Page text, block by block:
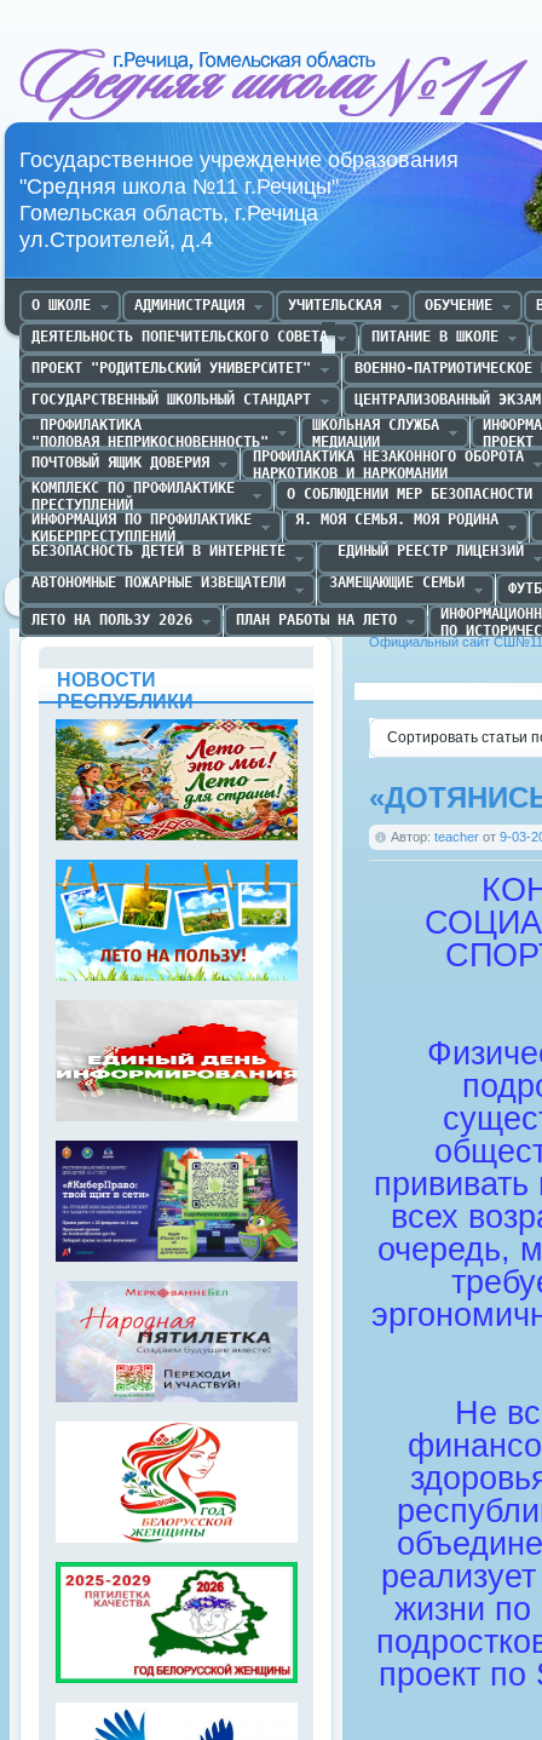
Средняя школа №11 г.Речица
Государственное учреждение образования
"Средняя школа №11 г.Речицы"
Гомельская область, г.Речица
ул.Строителей, д.4
О ШКОЛЕ АДМИНИСТРАЦИЯ УЧИТЕЛЬСКАЯ ОБУЧЕНИЕ
ДЕЯТЕЛЬНОСТЬ ПОПЕЧИТЕЛЬСКОГО СОВЕТА
ПИТАНИЕ В ШКОЛЕ
ПРОЕКТ "РОДИТЕЛЬСКИЙ УНИВЕРСИТЕТ"
ВОЕННО-ПАТРИОТИЧЕСКОЕ
ГОСУДАРСТВЕННЫЙ ШКОЛЬНЫЙ СТАНДАРТ
ЦЕНТРАЛИЗОВАННЫЙ
ПРОФИЛАКТИКА
"ПОЛОВАЯ НЕПРИКОСНОВЕННОСТЬ"
ШКОЛЬНАЯ СЛУЖБА
МЕДИАЦИИ
ПОЧТОВЫЙ ЯЩИК ДОВЕРИЯ
ПРОФИЛАКТИКА НЕЗАКОННОГО ОБОРОТА
НАРКОТИКОВ И НАРКОМАНИИ
КОМПЛЕКС ПО ПРОФИЛАКТИКЕ
ПРЕСТУПЛЕНИЙ
О СОБЛЮДЕНИИ МЕР БЕЗОПАСНОСТИ
ИНФОРМАЦИЯ ПО ПРОФИЛАКТИКЕ
КИБЕРПРЕСТУПЛЕНИЙ
Я. МОЯ СЕМЬЯ. МОЯ РОДИНА
БЕЗОПАСНОСТЬ ДЕТЕЙ В ИНТЕРНЕТЕ
ЕДИНЫЙ РЕЕСТР ЛИЦЕНЗИЙ
АВТОНОМНЫЕ ПОЖАРНЫЕ ИЗВЕЩАТЕЛИ
ЗАМЕЩАЮЩИЕ СЕМЬИ
ЛЕТО НА ПОЛЬЗУ 2026
ПЛАН РАБОТЫ НА ЛЕТО
ПО
Официальный сайт СШ№11
Сортировать статьи
Автор: teacher от 9-03-
всех
очередь,
Не
жизни по
проект
НОВОСТИ
РЕСПУБЛИКИ